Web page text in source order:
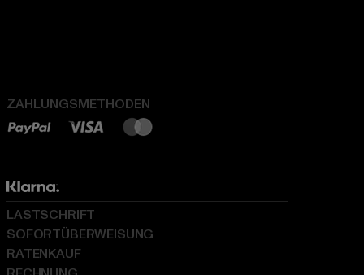
ZAHLUNGSMETHODEN
LASTSCHRIFT
SOFORTÜBERWEISUNG
RATENKAUF